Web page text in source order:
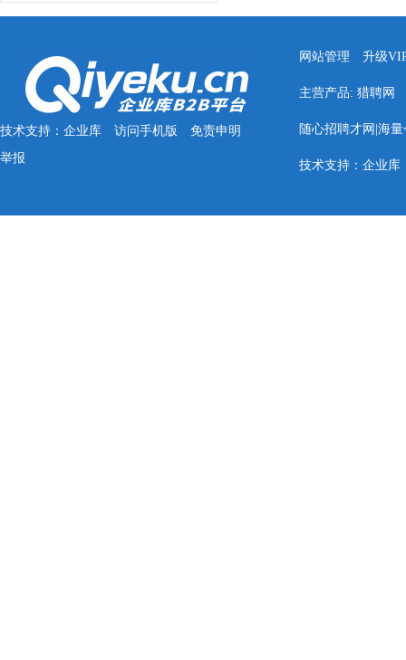
技术支持： 企业库 访问手机版
免责申明
举报
网站管理 升级
主营产品: 猎聘网
随心招聘才网|海
技术支持： 企业库